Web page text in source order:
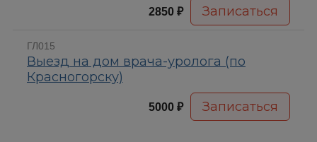
2850 ₽
ГЛ015
Выезд на дом врача-уролога (по
Красногорску)
5000 ₽